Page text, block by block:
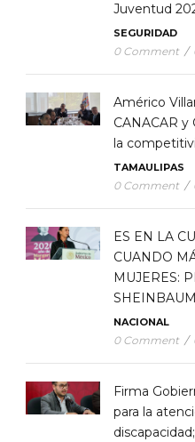
Juventud
SEGURIDAD
0 Comment /
Américo
CANACAR
la
TAMAULIPAS
0 Comment /
ES EN LA
CUANDO
MUJERES:
SHEINBAUM
NACIONAL
0 Comment /
Firma
para la